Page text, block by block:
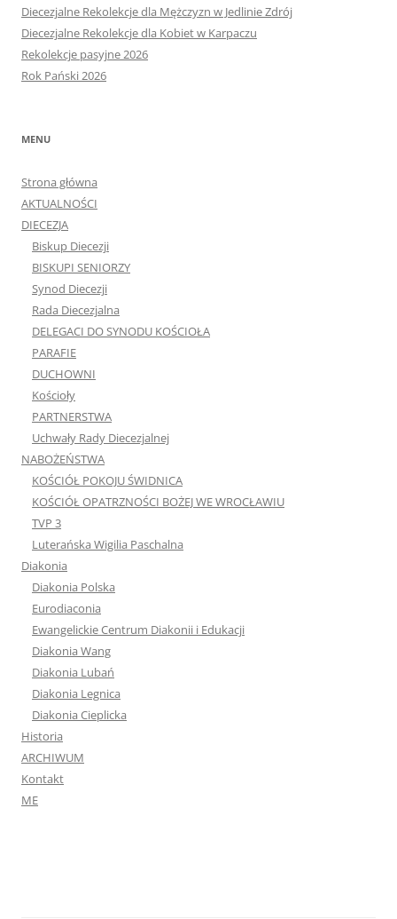
Diecezjalne Rekolekcje dla Mężczyzn w Jedlinie Zdrój
Diecezjalne Rekolekcje dla Kobiet w Karpaczu
Rekolekcje pasyjne 2026
Rok Pański 2026
MENU
Strona główna
AKTUALNOŚCI
DIECEZJA
Biskup Diecezji
BISKUPI SENIORZY
Synod Diecezji
Rada Diecezjalna
DELEGACI DO SYNODU KOŚCIOŁA
PARAFIE
DUCHOWNI
Kościoły
PARTNERSTWA
Uchwały Rady Diecezjalnej
NABOŻEŃSTWA
KOŚCIÓŁ POKOJU ŚWIDNICA
KOŚCIÓŁ OPATRZNOŚCI BOŻEJ WE WROCŁAWIU
TVP 3
Luterańska Wigilia Paschalna
Diakonia
Diakonia Polska
Eurodiaconia
Ewangelickie Centrum Diakonii i Edukacji
Diakonia Wang
Diakonia Lubań
Diakonia Legnica
Diakonia Cieplicka
Historia
ARCHIWUM
Kontakt
ME